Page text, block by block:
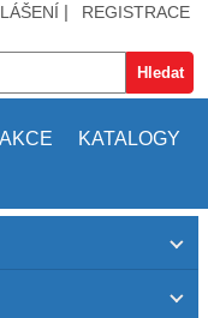
| REGISTRACE
AKCE
KATALOGY